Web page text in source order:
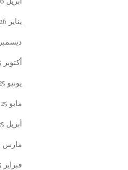
يناير 2026
ديسمبر 2025
أكتوبر 2025
يونيو 2025
مايو 2025
أبريل 2025
مارس 2025
فبراير 2025